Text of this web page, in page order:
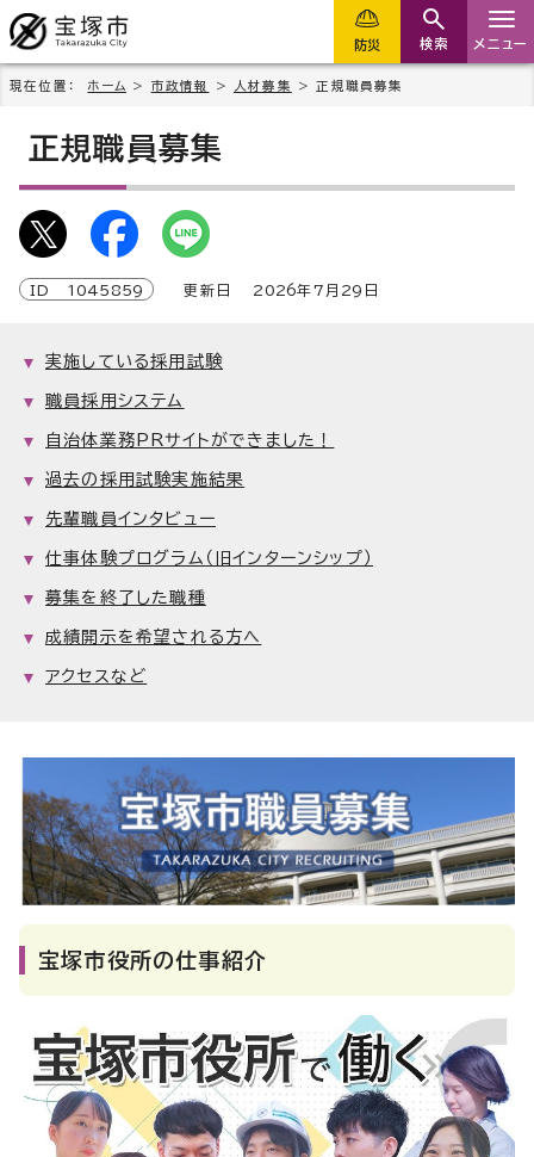
防災 検索 メニュー
現在位置： ホーム > 市政情報 > 人材募集 > 正規職員募集
正規職員募集
ID 1045859 更新日 2026年7月 29 日
実施している採用試験
職員採用システム
自治体業務PRサイトができました！
過去の採用試験実施結果
先輩職員インタビュー
仕事体験プログラム（旧インターンシップ）
募集を終了した職種
成績開示を希望される方へ
アクセスなど
宝塚市役所の仕事紹介